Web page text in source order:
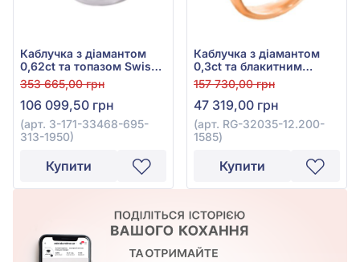
Каблучка з діамантом
0,62ct та топазом Swiss
Blue 32,35ct із білого
золота 585°, арт. 3-171-
33468-695-313-1950
353 665,00 грн
106 099,50 грн
(арт. 3-171-33468-695-
313-1950)
Купити
Каблучка з діамантом
0,3ct та блакитним
топазом 6,5ct із
червоного золота 585°,
арт. RG-32035-12.200-
1585
157 730,00 грн
47 319,00 грн
(арт. RG-32035-12.200-
1585)
Купити